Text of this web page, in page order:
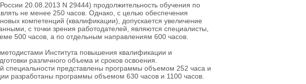
20.08.2013 N 29444) продолжительность обучения по
не менее 250 часов. Однако, с целью обеспечения
компетенций (квалификации), допускается увеличение
с точки зрения работодателей, являются специалисты,
500 часов, а по отдельным направлениям 600 часов.
Института повышения квалификации и
различного объема и сроков освоения.
представлены программы объемом 252 часа и
разработаны программы объемом 630 часов и 1100 часов.